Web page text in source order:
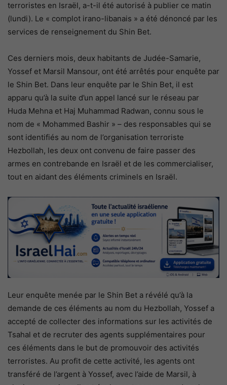
terroristes en Israël, a-t-il été autorisé à publier ce matin
(lundi). Le « complot irano-libanais » a été dénoncé par les
services de renseignement du Shin Bet.
Ces derniers mois, deux habitants de Judée-Samarie,
Yossef et Marsil Mansour, ont été arrêtés pour enquête par
le Shin Bet. Dans leur enquête par le Shin Bet, il est
apparu qu’à la suite d’un appel lancé sur le réseau par
Huda Mehna et Haj Muhammad Radwan, connu sous le
nom de « Mohammed Bashir » – des responsables qui se
sont identifiés au nom de l’organisation terroriste
Hezbollah, les deux ont convenu de faire passer des
armes en contrebande en Israël et de les commercialiser,
tout en aidant des éléments criminels en Israël.
Leur enquête menée par le Shin Bet a révélé qu’à la
demande de ces éléments au nom du Hezbollah, Yossef a
accepté de collecter des informations sur les activités de
Tsahal et de recruter des agents supplémentaires pour
ces éléments dans le but de promouvoir des activités
terroristes. Au profit de cette activité, les agents ont
transféré de l’argent à Yossef, avec l’aide de Marsil, à